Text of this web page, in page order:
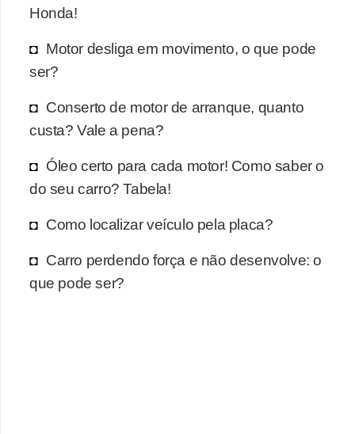
Honda!
Motor desliga em movimento, o que pode
ser?
Conserto de motor de arranque, quanto
custa? Vale a pena?
Óleo certo para cada motor! Como saber o
do seu carro? Tabela!
Como localizar veículo pela placa?
Carro perdendo força e não desenvolve: o
que pode ser?
p
a
r
c
a
r
o
D
i
c